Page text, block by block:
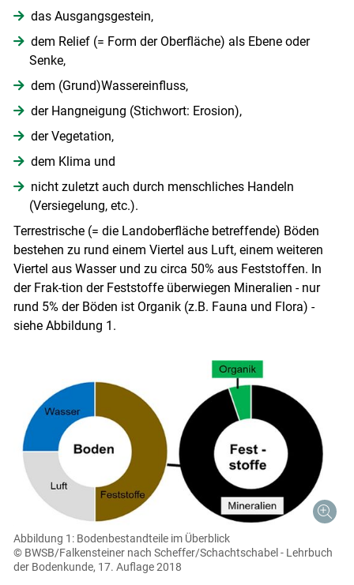
das Ausgangsgestein,
dem Relief (= Form der Oberfläche) als Ebene oder
Senke,
dem (Grund)Wassereinfluss,
der Hangneigung (Stichwort: Erosion),
der Vegetation,
dem Klima und
nicht zuletzt auch durch menschliches Handeln
(Versiegelung, etc.).
Terrestrische (= die Landoberfläche betreffende) Böden
bestehen zu rund einem Viertel aus Luft, einem weiteren
Viertel aus Wasser und zu circa 50% aus Feststoffen. In
der Frak-tion der Feststoffe überwiegen Mineralien - nur
rund 5% der Böden ist Organik (z.B. Fauna und Flora) -
siehe Abbildung 1.
Abbildung 1: Bodenbestandteile im Überblick
© BWSB/Falkensteiner nach Scheffer/Schachtschabel - Lehrbuch
der Bodenkunde, 17. Auflage 2018